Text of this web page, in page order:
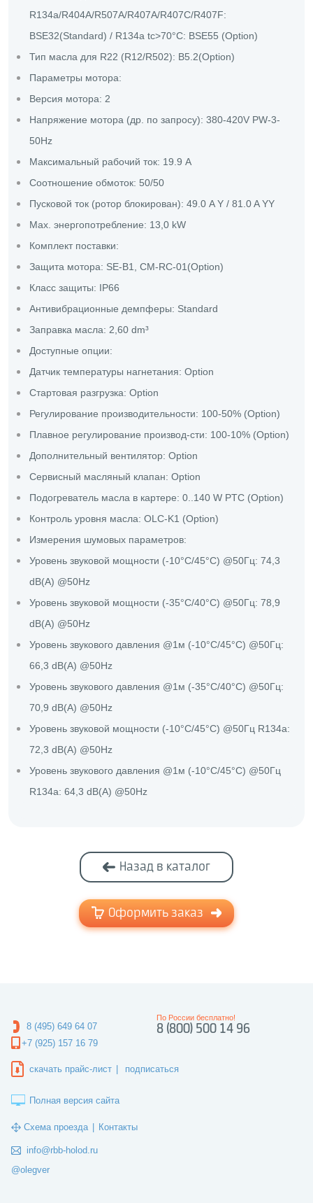
R134a/R404A/R507A/R407A/R407C/R407F:
BSE32(Standard) / R134a tc>70°C: BSE55 (Option)
Тип масла для R22 (R12/R502): B5.2(Option)
Параметры мотора:
Версия мотора: 2
Напряжение мотора (др. по запросу): 380-420V PW-3-
50Hz
Максимальный рабочий ток: 19.9 A
Соотношение обмоток: 50/50
Пусковой ток (ротор блокирован): 49.0 A Y / 81.0 A YY
Max. энергопотребление: 13,0 kW
Комплект поставки:
Защита мотора: SE-B1, CM-RC-01(Option)
Класс защиты: IP66
Антивибрационные демпферы: Standard
Заправка масла: 2,60 dm³
Доступные опции:
Датчик температуры нагнетания: Option
Стартовая разгрузка: Option
Регулирование производительности: 100-50% (Option)
Плавное регулирование производ-сти: 100-10% (Option)
Дополнительный вентилятор: Option
Сервисный масляный клапан: Option
Подогреватель масла в картере: 0..140 W PTC (Option)
Контроль уровня масла: OLC-K1 (Option)
Измерения шумовых параметров:
Уровень звуковой мощности (-10°C/45°C) @50Гц: 74,3
dB(A) @50Hz
Уровень звуковой мощности (-35°C/40°C) @50Гц: 78,9
dB(A) @50Hz
Уровень звукового давления @1м (-10°C/45°C) @50Гц:
66,3 dB(A) @50Hz
Уровень звукового давления @1м (-35°C/40°C) @50Гц:
70,9 dB(A) @50Hz
Уровень звуковой мощности (-10°C/45°C) @50Гц R134a:
72,3 dB(A) @50Hz
Уровень звукового давления @1м (-10°C/45°C) @50Гц
R134a: 64,3 dB(A) @50Hz
Назад в каталог
Оформить заказ
8 (495) 649 64 07
+7 (925) 157 16 79
8 (800) 500 14 96
По России бесплатно!
скачать прайс-лист подписаться
Полная версия сайта
Схема проезда Контакты
info@rbb-holod.ru
@olegver